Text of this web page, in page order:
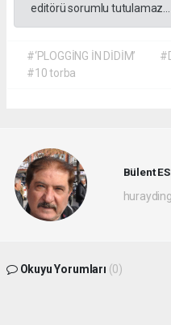
editörü sorumlu tutulamaz...
#‘PLOGGİNG İN DİDİM’
#10 torba
Bülent
Okuyu Yorumları (0)